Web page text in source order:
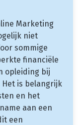
Marketing
niet
sommige
financiële
opleiding bij
Het is belangrijk
en het
aan een
een